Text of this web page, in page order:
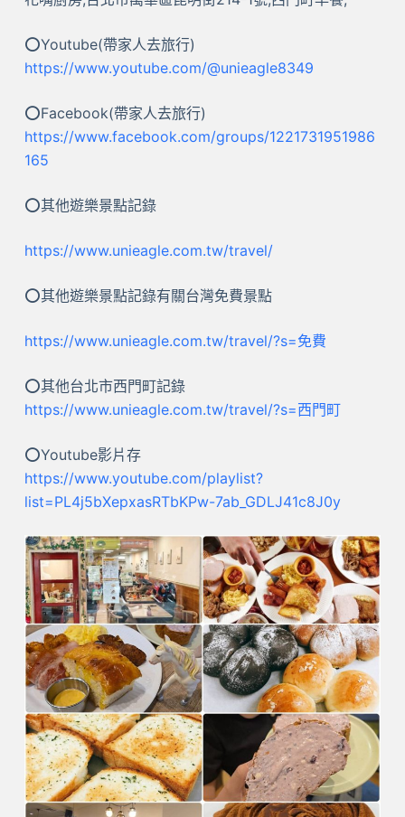
⭕Youtube(帶家人去旅行)
https://www.youtube.com/@unieagle8349
⭕Facebook(帶家人去旅行)
https://www.facebook.com/groups/1221731951986
165
⭕其他遊樂景點記錄
https://www.unieagle.com.tw/travel/
⭕其他遊樂景點記錄有關台灣免費景點
https://www.unieagle.com.tw/travel/?s=免費
⭕其他台北市西門町記錄
https://www.unieagle.com.tw/travel/?s=西門町
⭕Youtube影片存
https://www.youtube.com/playlist?
list=PL4j5bXepxasRTbKPw-7ab_GDLJ41c8J0y